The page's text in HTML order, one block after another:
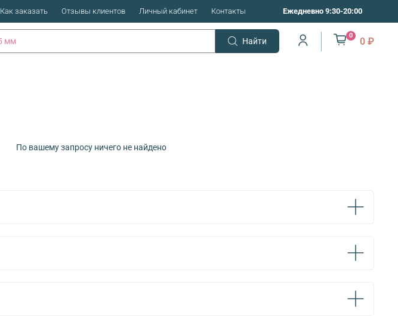
Как заказать Отзывы клиентов Личный кабинет Контакты Ежедневно 9:30-20:00
Найти
0
0 ₽
По вашему запросу ничего не найдено